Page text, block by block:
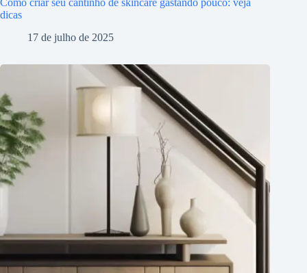
Como criar seu cantinho de skincare gastando pouco: veja
dicas
17 de julho de 2025